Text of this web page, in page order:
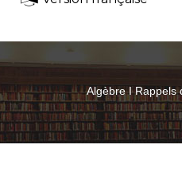
Algèbre I